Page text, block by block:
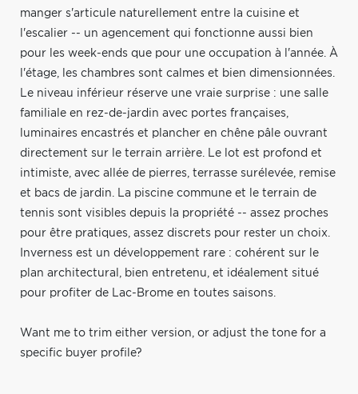
manger s'articule naturellement entre la cuisine et
l'escalier -- un agencement qui fonctionne aussi bien
pour les week-ends que pour une occupation à l'année. À
l'étage, les chambres sont calmes et bien dimensionnées.
Le niveau inférieur réserve une vraie surprise : une salle
familiale en rez-de-jardin avec portes françaises,
luminaires encastrés et plancher en chêne pâle ouvrant
directement sur le terrain arrière. Le lot est profond et
intimiste, avec allée de pierres, terrasse surélevée, remise
et bacs de jardin. La piscine commune et le terrain de
tennis sont visibles depuis la propriété -- assez proches
pour être pratiques, assez discrets pour rester un choix.
Inverness est un développement rare : cohérent sur le
plan architectural, bien entretenu, et idéalement situé
pour profiter de Lac-Brome en toutes saisons.
Want me to trim either version, or adjust the tone for a
specific buyer profile?